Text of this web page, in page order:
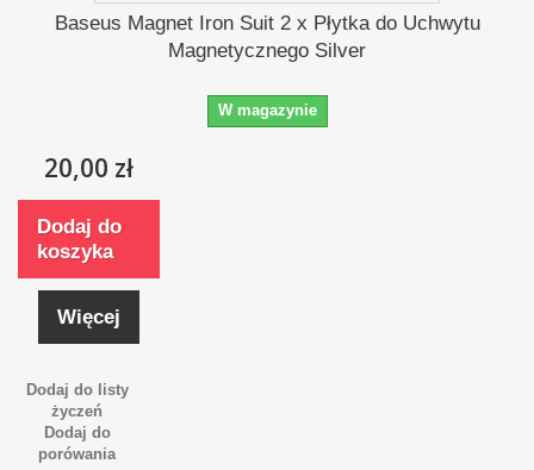
Baseus Magnet Iron Suit 2 x Płytka do Uchwytu
Magnetycznego Silver
W magazynie
20,00 zł
Dodaj do
koszyka
Więcej
Dodaj do listy
życzeń
Dodaj do
porówania